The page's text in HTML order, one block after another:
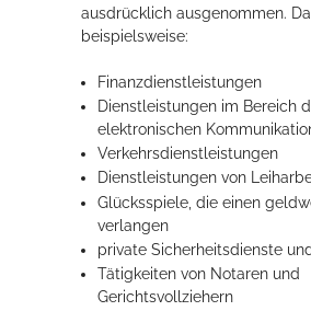
ausdrücklich ausgenommen.
beispielsweise:
Finanzdienstleistungen
Dienstleistungen im Bereich
elektronischen
Verkehrsdienstleistungen
Dienstleistungen von
Glücksspiele, die einen
verlangen
private Sicherheitsdienste und
Tätigkeiten von Notaren und
Gerichtsvollziehern